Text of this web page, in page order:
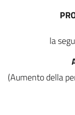
la
(Aumento della